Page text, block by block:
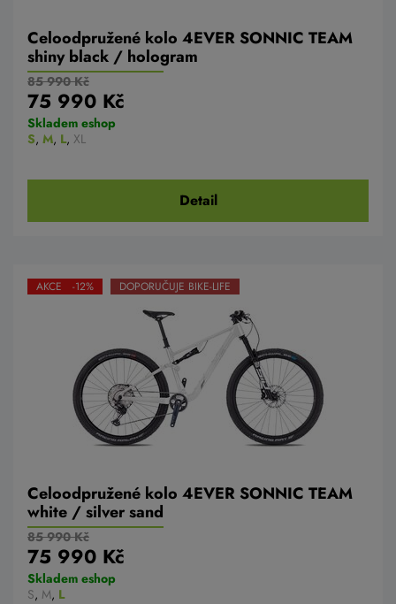
Celoodpružené kolo 4EVER SONNIC TEAM
shiny black / hologram
85 990 Kč
75 990 Kč
Skladem eshop
S, M, L, XL
Detail
Celoodpružené kolo 4EVER SONNIC TEAM
white / silver sand
AKCE -12% DOPORUČUJE BIKE-LIFE
85 990 Kč
75 990 Kč
Skladem eshop
S, M, L